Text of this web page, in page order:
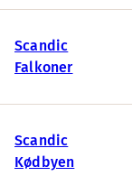
Scandic
Falkoner
Scandic
Kødbyen